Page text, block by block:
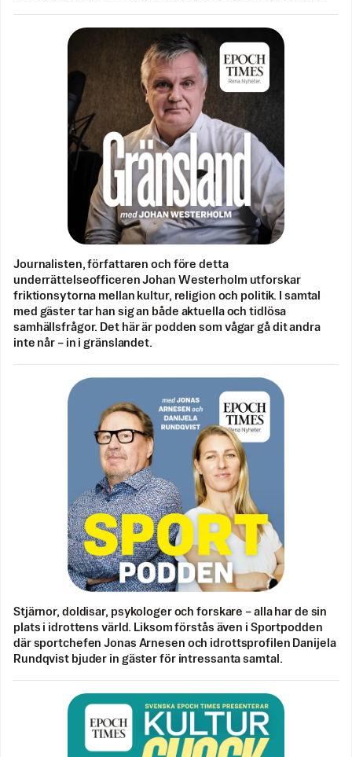
Journalisten, författaren och före detta
underrättelseofficeren Johan Westerholm utforskar
friktionsytorna mellan kultur, religion och politik. I samtal
med gäster tar han sig an både aktuella och tidlösa
samhällsfrågor. Det här är podden som vågar gå dit andra
inte når – in i gränslandet.
Stjärnor, doldisar, psykologer och forskare – alla har de sin
plats i idrottens värld. Liksom förstås även i Sportpodden
där sportchefen Jonas Arnesen och idrottsprofilen Danijela
Rundqvist bjuder in gäster för intressanta samtal.